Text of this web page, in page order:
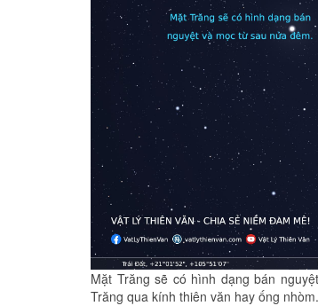
Mặt Trăng sẽ có hình dạng bán
Trăng qua kính thiên văn hay ống